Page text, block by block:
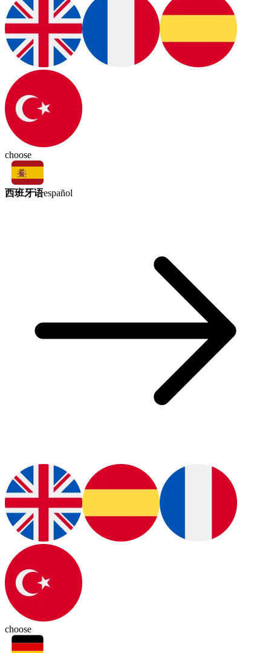
choose
西班牙语español
choose